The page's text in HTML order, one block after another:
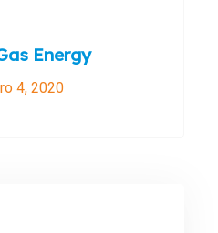
Energy
4, 2020